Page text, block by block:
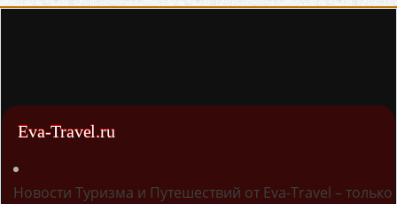
Eva-Travel.ru
Новости Туризма и Путешествий от Eva-Travel – только